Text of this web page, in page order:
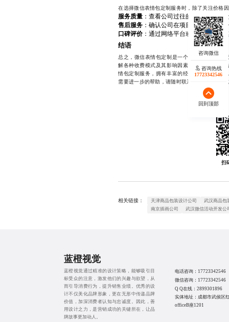
在选择微信表情包定制服务时，除了关注价格
服务质量 ：查看公司过往的作品案例，
售后服务 ：确认公司在项目完成后是否
口碑评价：通过网络平台或其他渠道了
结语
总之，微信表情包定制是一个既有趣又具有
解各种收费模式及其影响因素，结合自身需
情包定制服务，拥有丰富的经验和专业的团
需要进一步的帮助，请随时联系我们。联系方
扫
相关链接： 天津商品包装设计公司
武汉商品包
南京插画公司
武汉微信活动开发公
咨询热线
17723342546
回到顶部
蓝橙视觉
蓝橙视觉通过精准的设计策略，能够吸引目
标受众的注意，激发他们的兴趣与欲望，从
而引导消费行为，提升销售业绩。优秀的设
计不仅美化品牌形象，更在无形中传递品牌
价值，加深消费者认知与忠诚度。因此，善
用设计之力，是营销成功的关键所在，让品
牌故事更加动人。
电话咨询： 17723342546
微信咨询： 17723342546
Q Q在线： 2899301896
实体地址：成都市武侯区
officeB座1201